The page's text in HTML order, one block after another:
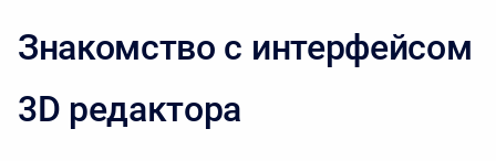
Знакомство с интерфейсом
3D редактора